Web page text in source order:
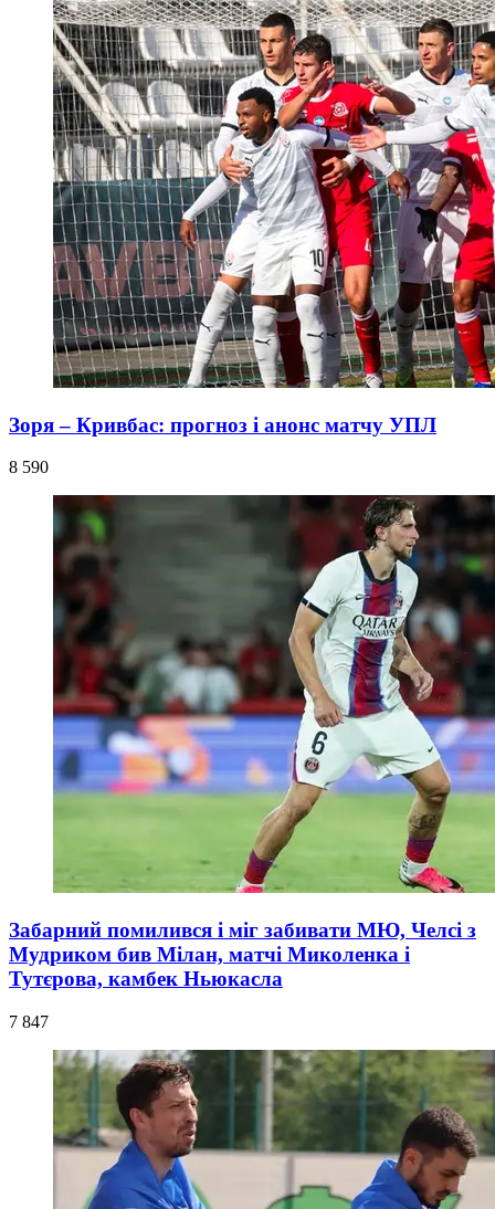
Зоря – Кривбас: прогноз і анонс матчу УПЛ
8 590
Забарний помилився і міг забивати МЮ, Челсі з
Мудриком бив Мілан, матчі Миколенка і
Тутєрова, камбек Ньюкасла
7 847